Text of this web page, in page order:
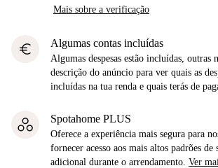
Mais sobre a verificação
euro Algumas contas incluídas
Algumas despesas estão incluídas, outras
descrição do anúncio para ver quais as
incluídas na tua renda e quais terás de
Spotahome PLUS
Oferece a experiência mais segura para
fornecer acesso aos mais altos padrões de
adicional durante o arrendamento. Ver